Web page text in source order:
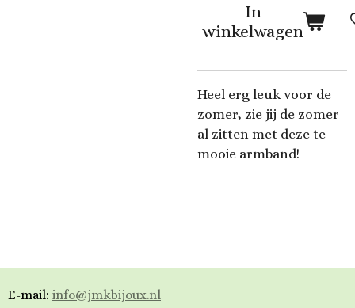
In
winkelwagen
Heel erg leuk voor de
zomer, zie jij de zomer
al zitten met deze te
mooie armband!
E-mail: info@jmkbijoux.nl